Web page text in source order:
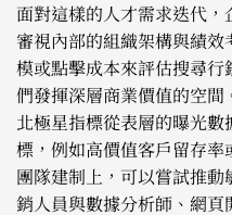
面對這樣的人才需求迭代
審視內部的組織架構與績
模或點擊成本來評估搜尋
們發揮深層商業價值的空
北極星指標從表層的曝光
標，例如高價值客戶留存
團隊建制上，可以嘗試推
銷人員與數據分析師、網